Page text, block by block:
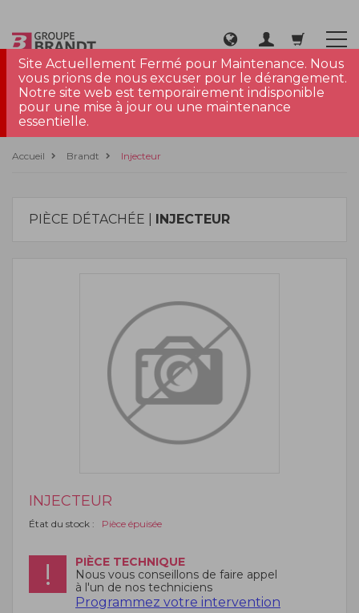
Site Actuellement Fermé pour Maintenance. Nous
vous prions de nous excuser pour le dérangement.
Notre site web est temporairement indisponible
pour une mise à jour ou une maintenance
essentielle.
Accueil Brandt Injecteur
PIÈCE DÉTACHÉE | INJECTEUR
INJECTEUR
État du stock : Pièce épuisée
PIÈCE TECHNIQUE
Nous vous conseillons de faire appel
à l'un de nos techniciens
Programmez votre intervention